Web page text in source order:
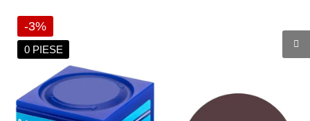
-3%
0 PIESE